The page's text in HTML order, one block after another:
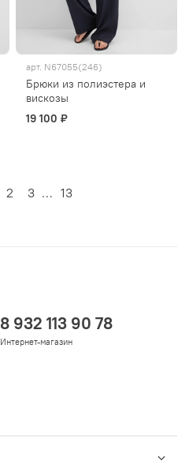
арт. N67055(246)
Брюки из полиэстера и
вискозы
19 100 ₽
2 3 … 13
8 932 113 90 78
Интернет-магазин